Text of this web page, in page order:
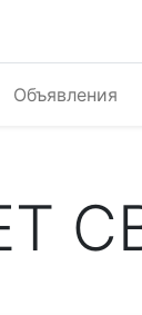
Объявления